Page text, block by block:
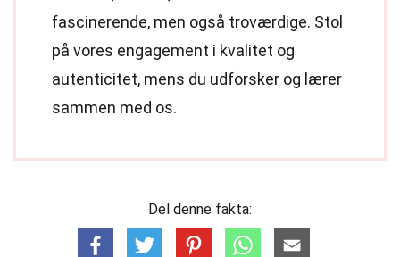
fascinerende, men også troværdige. Stol
på vores engagement i kvalitet og
autenticitet, mens du udforsker og lærer
sammen med os.
Del denne fakta: